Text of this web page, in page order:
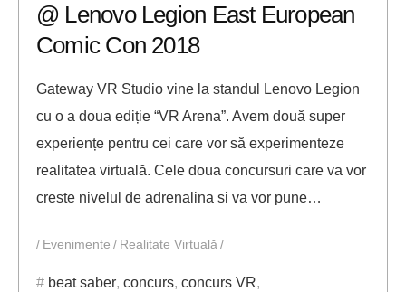
@ Lenovo Legion East European
Comic Con 2018
Gateway VR Studio vine la standul Lenovo Legion
cu o a doua ediție “VR Arena”. Avem două super
experiențe pentru cei care vor să experimenteze
realitatea virtuală. Cele doua concursuri care va vor
creste nivelul de adrenalina si va vor pune…
Evenimente Realitate Virtuală
beat saber, concurs, concurs VR,